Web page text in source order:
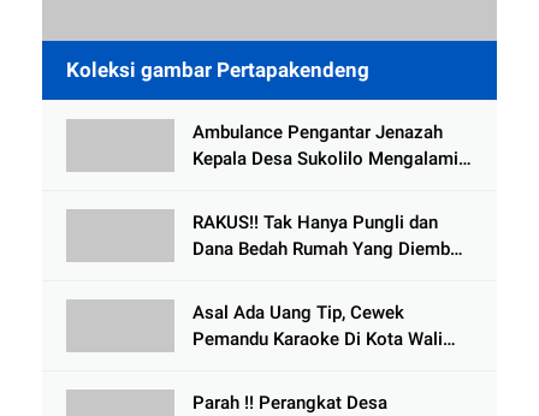
Koleksi gambar Pertapakendeng
Ambulance Pengantar Jenazah
Kepala Desa Sukolilo Mengalami
Meninggal Dunia
RAKUS!! Tak Hanya Pungli dan
Dana Bedah Rumah Yang Diembat,
Tlogowungu, di Duga
Selewengkan Bantuan Mushola
Asal Ada Uang Tip, Cewek
Pemandu Karaoke Di Kota Wali
Parah !! Perangkat Desa